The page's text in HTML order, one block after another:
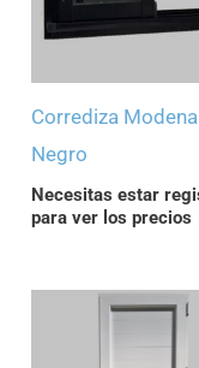
Corrediza Modena
Negro
Necesitas estar
para ver los precios